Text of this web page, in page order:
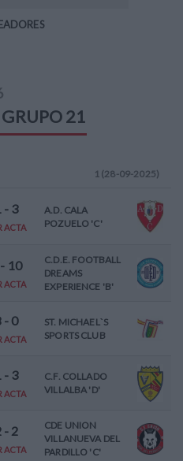
GRUPO 21
1 (28-09-2025)
- 3
ACTA
A.D. CALA
POZUELO 'C'
10
ACTA
C.D.E. FOOTBALL
DREAMS
EXPERIENCE 'B'
- 0
ACTA
ST. MICHAEL`S
SPORTS CLUB
- 3
ACTA
C.F. COLLADO
VILLALBA 'D'
- 2
ACTA
CDE UNION
VILLANUEVA DEL
PARDILLO 'C'